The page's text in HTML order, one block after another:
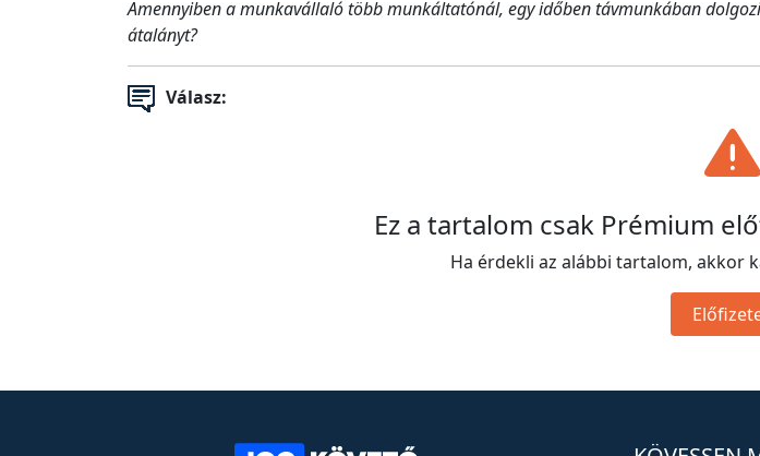
Amennyiben a munkavállaló több munkáltatónál, egy időben távmunkában
átalányt?
Válasz:
Ez a tartalom csak Prémium
Ha érdekli az alábbi tartalom, akkor